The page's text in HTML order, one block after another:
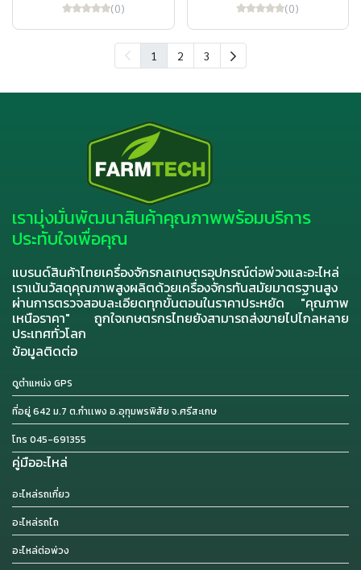
(0) (0)
1 2 3
เรามุ่งมั่นพัฒนาสินค้าคุณภาพพร้อมบริการ
ประทับใจเพื่อคุณ
แบรนด์สินค้าไทยเครื่องจักรกลเกษตรอุปกรณ์ต่อพ่วงและอะไหล่
เราเน้นวัสดุคุณภาพสูงผลิตด้วยเครื่องจักรทันสมัยมาตรฐานสูง
ผ่านการตรวจสอบละเอียดทุกขั้นตอนในราคาประหยัด "คุณภาพ
เหนือราคา" ถูกใจเกษตรกรไทยยังสามารถส่งขายไปไกลหลาย
ประเทศทั่วโลก
ข้อมูลติดต่อ
ดูตำแหน่ง GPS
ที่อยู่ 642 ม.7 ต.กำเเพง อ.อุทุมพรพิสัย จ.ศรีสะเกษ
โทร 045-691355
คู่มืออะไหล่
อะไหล่รถเกี่ยว
อะไหล่รถไถ
อะไหล่ต่อพ่วง